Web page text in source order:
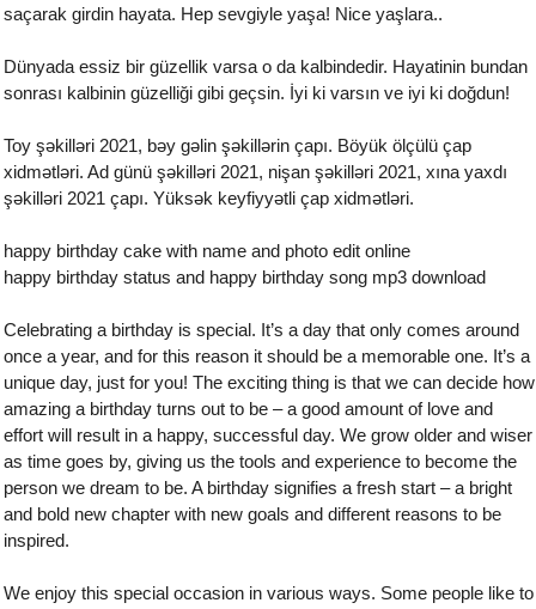
saçarak girdin hayata. Hep sevgiyle yaşa! Nice yaşlara..
Dünyada essiz bir güzellik varsa o da kalbindedir. Hayatinin bundan
sonrası kalbinin güzelliği gibi geçsin. İyi ki varsın ve iyi ki doğdun!
Toy şəkilləri 2021, bəy gəlin şəkillərin çapı. Böyük ölçülü çap
xidmətləri. Ad günü şəkilləri 2021, nişan şəkilləri 2021, xına yaxdı
şəkilləri 2021 çapı. Yüksək keyfiyyətli çap xidmətləri.
happy birthday cake with name and photo edit online
happy birthday status and happy birthday song mp3 download
Celebrating a birthday is special. It’s a day that only comes around
once a year, and for this reason it should be a memorable one. It’s a
unique day, just for you! The exciting thing is that we can decide how
amazing a birthday turns out to be – a good amount of love and
effort will result in a happy, successful day. We grow older and wiser
as time goes by, giving us the tools and experience to become the
person we dream to be. A birthday signifies a fresh start – a bright
and bold new chapter with new goals and different reasons to be
inspired.
We enjoy this special occasion in various ways. Some people like to